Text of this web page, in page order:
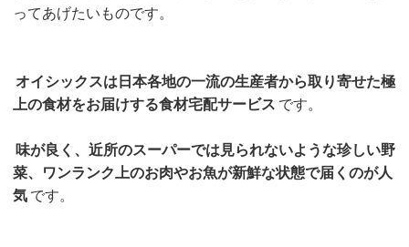
ってあげたいものです。
オイシックスは日本各地の一流の生産者から取り寄せた極
上の食材をお届けする食材宅配サービス です。
味が良く、近所のスーパーでは見られないような珍しい野
菜、ワンランク上のお肉やお魚が新鮮な状態で届くのが人
気 です。